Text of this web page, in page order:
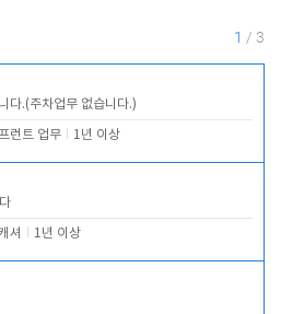
1 / 3
다.(주차업무 없습니다.)
프런트 업무 1년 이상
셔 1년 이상